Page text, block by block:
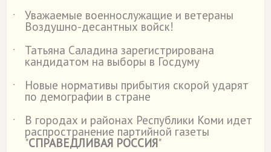
˙
Уважаемые военнослужащие и ветераны
Воздушно-десантных войск!
˙
Татьяна Саладина зарегистрирована
кандидатом на выборы в Госдуму
˙
Новые нормативы прибытия скорой ударят
по демографии в стране
˙
В городах и районах Республики Коми идет
распространение партийной газеты
"СПРАВЕДЛИВАЯ РОССИЯ"